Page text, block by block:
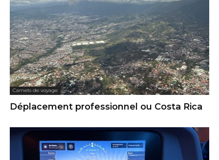
Carnets de voyage
Déplacement professionnel ou Costa Rica